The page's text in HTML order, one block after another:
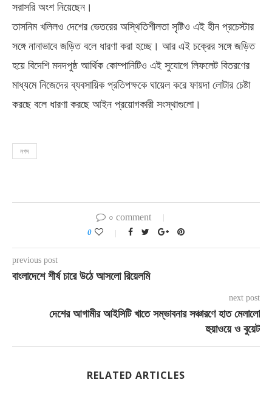
সরাসরি অংশ নিয়েছেন।
তাসনিম খলিলও দেশের ভেতরের অস্থিতিশীলতা সৃষ্টিও এই হীন প্রচেস্টার
সঙ্গে নানাভাবে জড়িত বলে ধারণা করা হচ্ছে। আর এই চক্রের সঙ্গে জড়িত
হয়ে বিদেশি মদদপুষ্ঠ আর্থিক কোম্পানিটিও এই সুযোগে লিফলেট বিতরণের
মাধ্যমে নিজেদের ব্যবসায়িক প্রতিপক্ষকে ঘায়েল করে ফায়দা লোটার চেষ্টা
করছে বলে ধারণা করছে আইন প্রয়োগকারী সংস্থাগুলো।
নগদ
০ comment
0
previous post
বাংলাদেশে শীর্ষ চারে উঠে আসলো রিয়েলমি
next post
দেশের আগামীর আইসিটি খাতে সম্ভাবনার সঞ্চারণে হাত মেলালো
হুয়াওয়ে ও বুয়েট
RELATED ARTICLES